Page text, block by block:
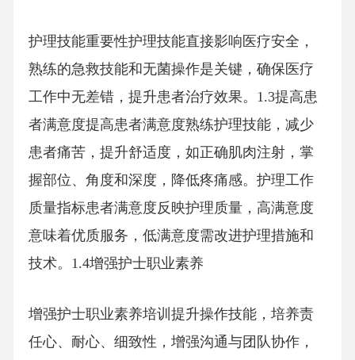
护理技能重要性护理技能直接影响医疗安全，
熟练的急救技能和无菌操作是关键，确保医疗
工作中无差错，提升患者治疗效果。1.3提高患
者满意度提高患者满意度熟练护理技能，减少
患者痛苦，提升舒适度，如正确肌肉注射，掌
握部位、角度和深度，降低疼痛感。护理工作
质量指标患者满意度反映护理质量，高满意度
意味着优质服务，低满意度需改进护理措施和
技术。1.4增强护士职业素养
增强护士职业素养培训提升操作技能，培养责
任心、耐心、细致性，增强沟通与团队协作，